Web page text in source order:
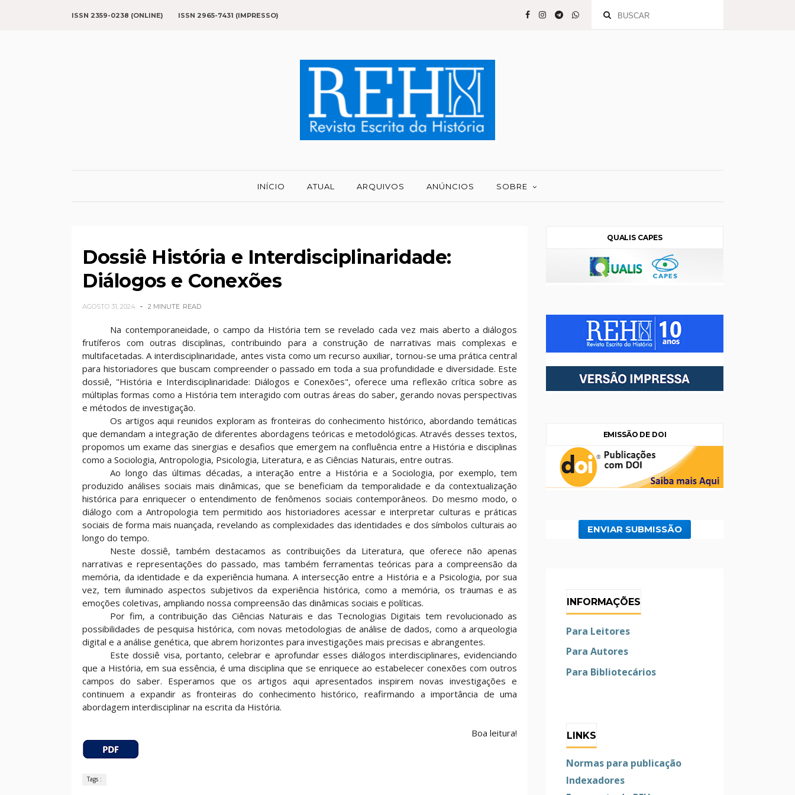
ISSN 2359-0238 (ONLINE) ISSN 2965-7431 (IMPRESSO)
INÍCIO ATUAL ARQUIVOS ANÚNCIOS SOBRE
Dossiê História e Interdisciplinaridade:
Diálogos e Conexões
AGOSTO 31, 2024 2 MINUTE READ
Na contemporaneidade, o campo da História tem se revelado cada vez mais aberto a diálogos
frutíferos com outras disciplinas, contribuindo para a construção de narrativas mais complexas e
multifacetadas. A interdisciplinaridade, antes vista como um recurso auxiliar, tornou-se uma prática central
para historiadores que buscam compreender o passado em toda a sua profundidade e diversidade. Este
dossiê, "História e Interdisciplinaridade: Diálogos e Conexões", oferece uma reflexão crítica sobre as
múltiplas formas como a História tem interagido com outras áreas do saber, gerando novas perspectivas
e métodos de investigação.
Os artigos aqui reunidos exploram as fronteiras do conhecimento histórico, abordando temáticas
que demandam a integração de diferentes abordagens teóricas e metodológicas. Através desses textos,
propomos um exame das sinergias e desafios que emergem na confluência entre a História e disciplinas
como a Sociologia, Antropologia, Psicologia, Literatura, e as Ciências Naturais, entre outras.
Ao longo das últimas décadas, a interação entre a História e a Sociologia, por exemplo, tem
produzido análises sociais mais dinâmicas, que se beneficiam da temporalidade e da contextualização
histórica para enriquecer o entendimento de fenômenos sociais contemporâneos. Do mesmo modo, o
diálogo com a Antropologia tem permitido aos historiadores acessar e interpretar culturas e práticas
sociais de forma mais nuançada, revelando as complexidades das identidades e dos símbolos culturais ao
longo do tempo.
Neste dossiê, também destacamos as contribuições da Literatura, que oferece não apenas
narrativas e representações do passado, mas também ferramentas teóricas para a compreensão da
memória, da identidade e da experiência humana. A intersecção entre a História e a Psicologia, por sua
vez, tem iluminado aspectos subjetivos da experiência histórica, como a memória, os traumas e as
emoções coletivas, ampliando nossa compreensão das dinâmicas sociais e políticas.
Por fim, a contribuição das Ciências Naturais e das Tecnologias Digitais tem revolucionado as
possibilidades de pesquisa histórica, com novas metodologias de análise de dados, como a arqueologia
digital e a análise genética, que abrem horizontes para investigações mais precisas e abrangentes.
Este dossiê visa, portanto, celebrar e aprofundar esses diálogos interdisciplinares, evidenciando
que a História, em sua essência, é uma disciplina que se enriquece ao estabelecer conexões com outros
campos do saber. Esperamos que os artigos aqui apresentados inspirem novas investigações e
continuem a expandir as fronteiras do conhecimento histórico, reafirmando a importância de uma
abordagem interdisciplinar na escrita da História.
Boa leitura!
Tags :
QUALIS CAPES
EMISSÃO DE DOI
ENVIAR SUBMISSÃO
INFORMAÇÕES
Para Leitores
Para Autores
Para Bibliotecários
LINKS
Normas para publicação
Indexadores